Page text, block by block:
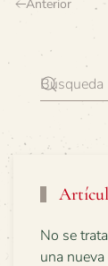
Anterior
No se
una